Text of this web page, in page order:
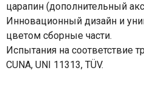
царапин (дополнительный
Инновационный дизайн и
цветом сборные части.
Испытания на соответствие
CUNA, UNI 11313, TÜV.